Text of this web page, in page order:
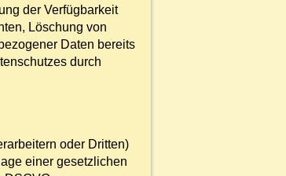
der Verfügbarkeit
Löschung von
Daten bereits
durch
oder Dritten)
einer gesetzlichen